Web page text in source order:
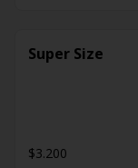
Super Size
$3.200